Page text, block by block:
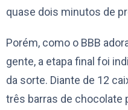
quase dois minutos de
Porém, como o BBB
gente, a etapa final foi
da sorte. Diante de 12
três barras de chocolate